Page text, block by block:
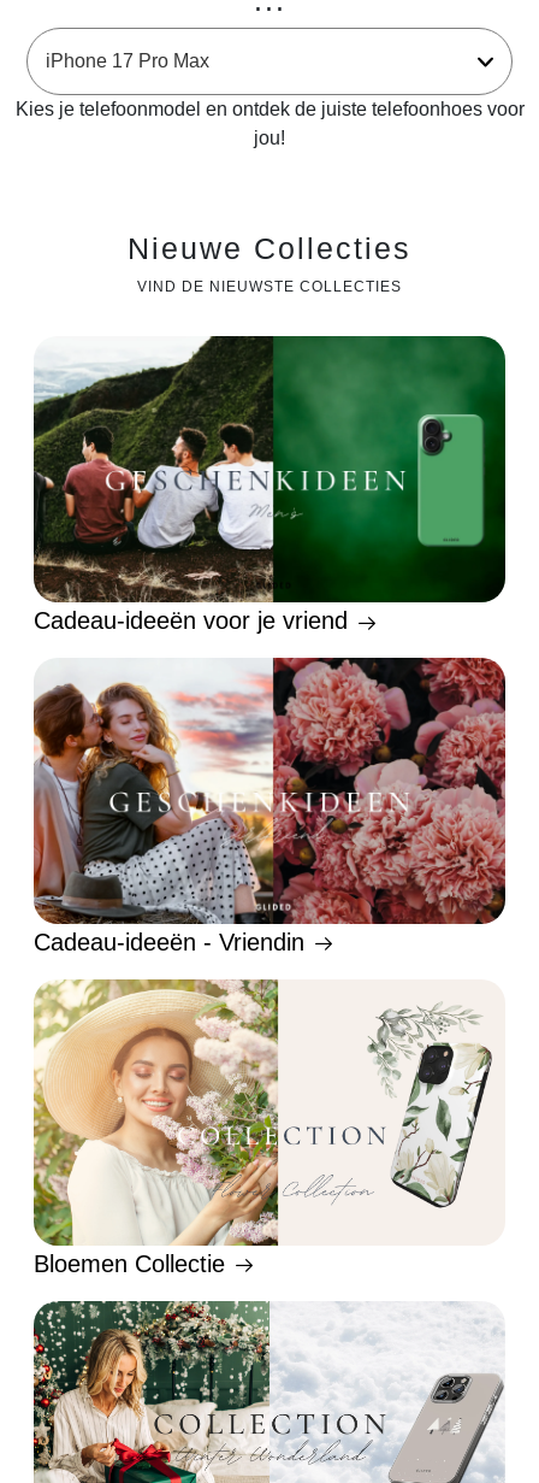
Kies je telefoonmodel en ontdek de juiste telefoonhoes voor
jou!
Nieuwe Collecties
VIND DE NIEUWSTE COLLECTIES
Cadeau-ideeën voor je vriend
Cadeau-ideeën - Vriendin
Bloemen Collectie